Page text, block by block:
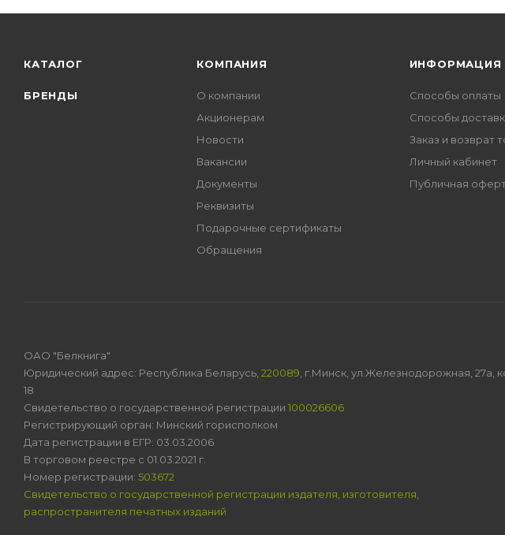
КАТАЛОГ
БРЕНДЫ
КОМПАНИЯ
О компании
Акционерам
Новости
Вакансии
Документы
Реквизиты
Подарочные сертификаты
Обращения
ИНФОРМАЦИЯ
Способы оплаты
Способы
Заказ и возврат
Личный кабинет
Публичная
ОАО "Белкнига"
Юридический адрес: Республика Беларусь, 220089 , г.Минск, ул.Железнодорожная, 27а,
18
Свидетельство о государственной регистрации 100026606
Регистрирующий орган: Минский горисполком
Дата регистрации в ЕГР: 03.03.2006
В торговом реестре с 01.03.2021 г.
Номер регистрации: 503672
Свидетельство о государственной регистрации издателя, изготовителя,
распространителя печатных изданий